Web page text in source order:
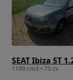
SEAT Ibiza ST
1199 cm3 • 75 cv